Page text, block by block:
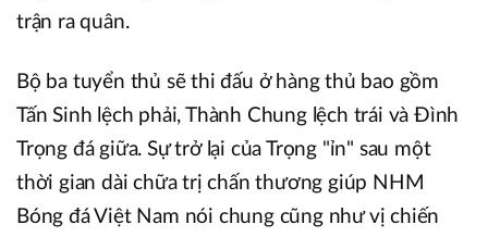
trận ra quân.
Bộ ba tuyển thủ sẽ thi đấu ở hàng thủ bao gồm
Tấn Sinh lệch phải, Thành Chung lệch trái và Đình
Trọng đá giữa. Sự trở lại của Trọng "ỉn" sau một
thời gian dài chữa trị chấn thương giúp NHM
Bóng đá Việt Nam nói chung cũng như vị chiến